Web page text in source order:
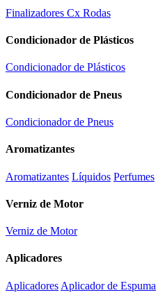
Finalizadores Cx Rodas
Condicionador de Plásticos
Condicionador de Plásticos
Condicionador de Pneus
Condicionador de Pneus
Aromatizantes
Aromatizantes Líquidos Perfumes
Verniz de Motor
Verniz de Motor
Aplicadores
Aplicadores Aplicador de Espuma